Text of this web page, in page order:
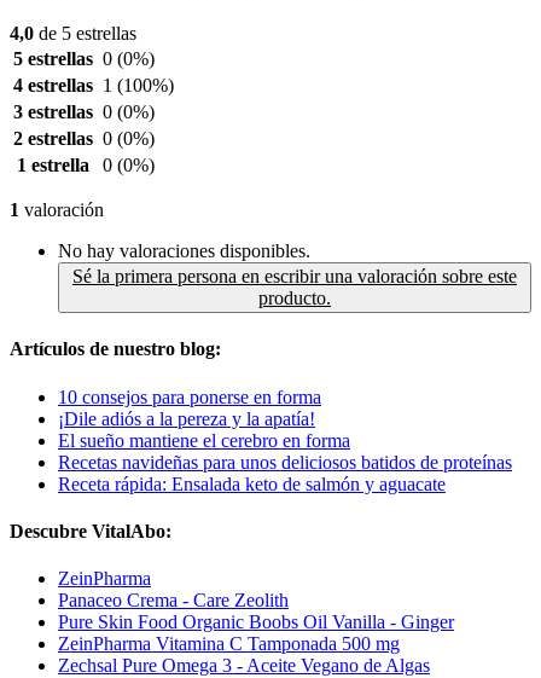
4,0 de 5 estrellas
5 estrellas 0 (0%)
4 estrellas 1 (100%)
3 estrellas 0 (0%)
2 estrellas 0 (0%)
1 estrella
0 (0%)
1 valoración
No hay valoraciones disponibles.
Sé la primera persona en escribir una valoración sobre este
producto.
Artículos de nuestro blog:
10 consejos para ponerse en forma
¡Dile adiós a la pereza y la apatía!
El sueño mantiene el cerebro en forma
Recetas navideñas para unos deliciosos batidos de proteínas
Receta rápida: Ensalada keto de salmón y aguacate
Descubre VitalAbo:
ZeinPharma
Panaceo Crema - Care Zeolith
Pure Skin Food Organic Boobs Oil Vanilla - Ginger
ZeinPharma Vitamina C Tamponada 500 mg
Zechsal Pure Omega 3 - Aceite Vegano de Algas